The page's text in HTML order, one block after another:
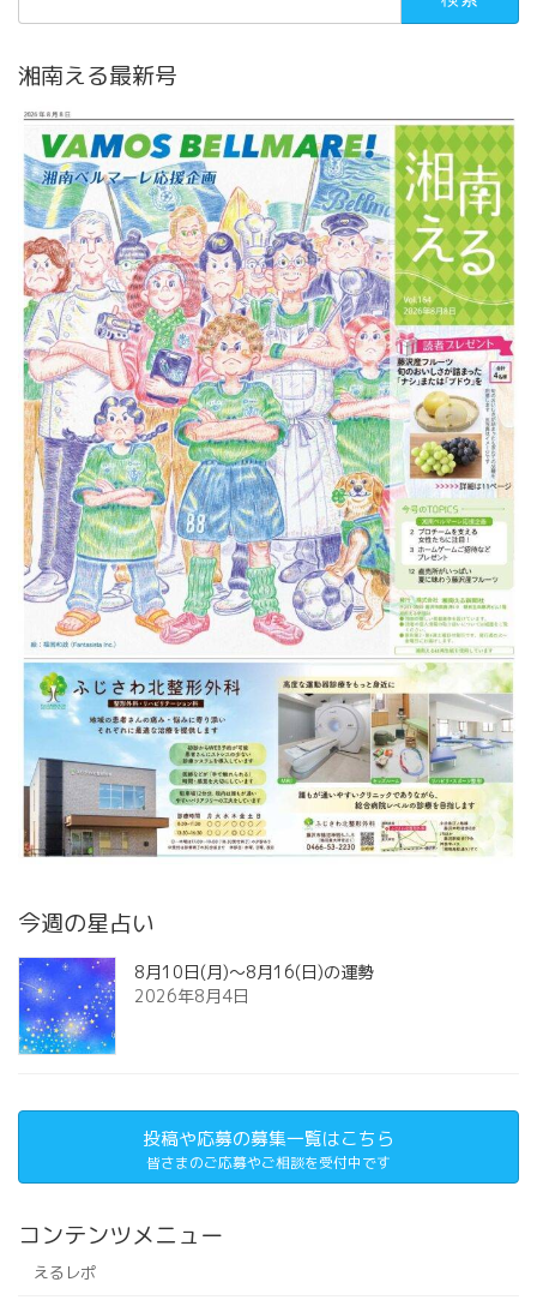
湘南える最新号
今週の星占い
8月10日(月)～8月16(日)の運勢
2026年8月4日
投稿や応募の募集一覧はこちら
皆さまのご応募やご相談を受付中です
コンテンツメニュー
えるレポ